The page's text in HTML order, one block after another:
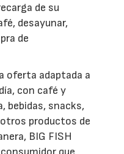
de su
desayunar,
de
oferta adaptada a
con café y
bebidas, snacks,
productos de
BIG FISH